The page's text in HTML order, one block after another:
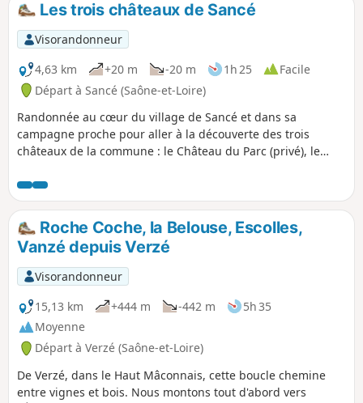
Les trois châteaux de Sancé
Visorandonneur
4,63 km
+20 m -20 m 1h 25
Facile
Départ à Sancé (Saône-et-Loire)
Randonnée au cœur du village de Sancé et dans sa
campagne proche pour aller à la découverte des trois
châteaux de la commune : le Château du Parc (privé), le
(propriété communale).
Roche Coche, la Belouse, Escolles,
Vanzé depuis Verzé
Visorandonneur
15,13 km
+444 m -442 m
5h 35
Moyenne
Départ à Verzé (Saône-et-Loire)
De Verzé, dans le Haut Mâconnais, cette boucle chemine
entre vignes et bois. Nous montons tout d'abord vers